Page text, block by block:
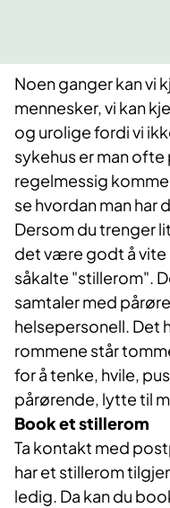
Noen ganger kan vi
mennesker, vi kan
og urolige fordi vi
sykehus er man
regelmessig
se hvordan man har
Dersom du trenger
det være godt å vite
såkalte "stillerom".
samtaler med
helsepersonell. Det
rommene står
for å tenke, hvile,
pårørende, lytte til
Book et stillerom
Ta kontakt med
har et stillerom
ledig. Da kan du